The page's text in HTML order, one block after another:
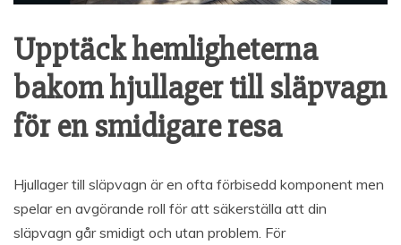
Upptäck hemligheterna
bakom hjullager till släpvagn
för en smidigare resa
Hjullager till släpvagn är en ofta förbisedd komponent men
spelar en avgörande roll för att säkerställa att din
släpvagn går smidigt och utan problem. För